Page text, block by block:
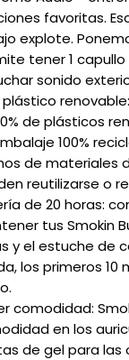
favoritas.
explote.
tener 1
sonido
plástico
de plásticos
100%
de materiales
reutilizarse o
de 20 horas:
tus Smokin
y el estuche de
los primeros
comodidad:
en los
de gel para las